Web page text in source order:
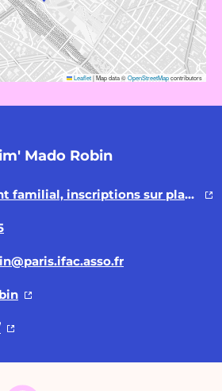
Leaflet|Map data ©OpenStreetMapcontributors
Mado Robin
Selon quotient familial, inscriptions sur place uniquement